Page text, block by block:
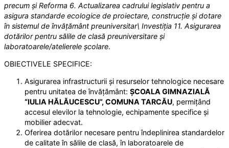
precum și Reforma 6. Actualizarea cadrului legislativ pentru a
asigura standarde ecologice de proiectare, construcție și dotare
în sistemul de învățământ preuniversitar\ Investiția 11. Asigurarea
dotărilor pentru sălile de clasă preuniversitare și
laboratoarele/atelierele școlare.
OBIECTIVELE SPECIFICE:
Asigurarea infrastructurii și resurselor tehnologice necesare
pentru unitatea de învățământ: ȘCOALA GIMNAZIALĂ
“IULIA HĂLĂUCESCU”, COMUNA TARCĂU, permițând
accesul elevilor la tehnologie, echipamente specifice și
mobilier adecvat.
Oferirea dotărilor necesare pentru îndeplinirea standardelor
de calitate în sălile de clasă, în laboratoarele de